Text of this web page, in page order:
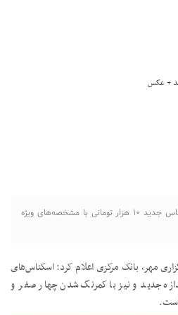
بانک مرکزی از چاپ و انتشار اسکناس جدید ۱۰ هزار تومانی با مشخصه‌های ویژه
مهر، بانک مرکزی اعلام کرد: اسکناس‌های
و اندازه جدید و نیز با کمرنگ شدن چهار صفر و